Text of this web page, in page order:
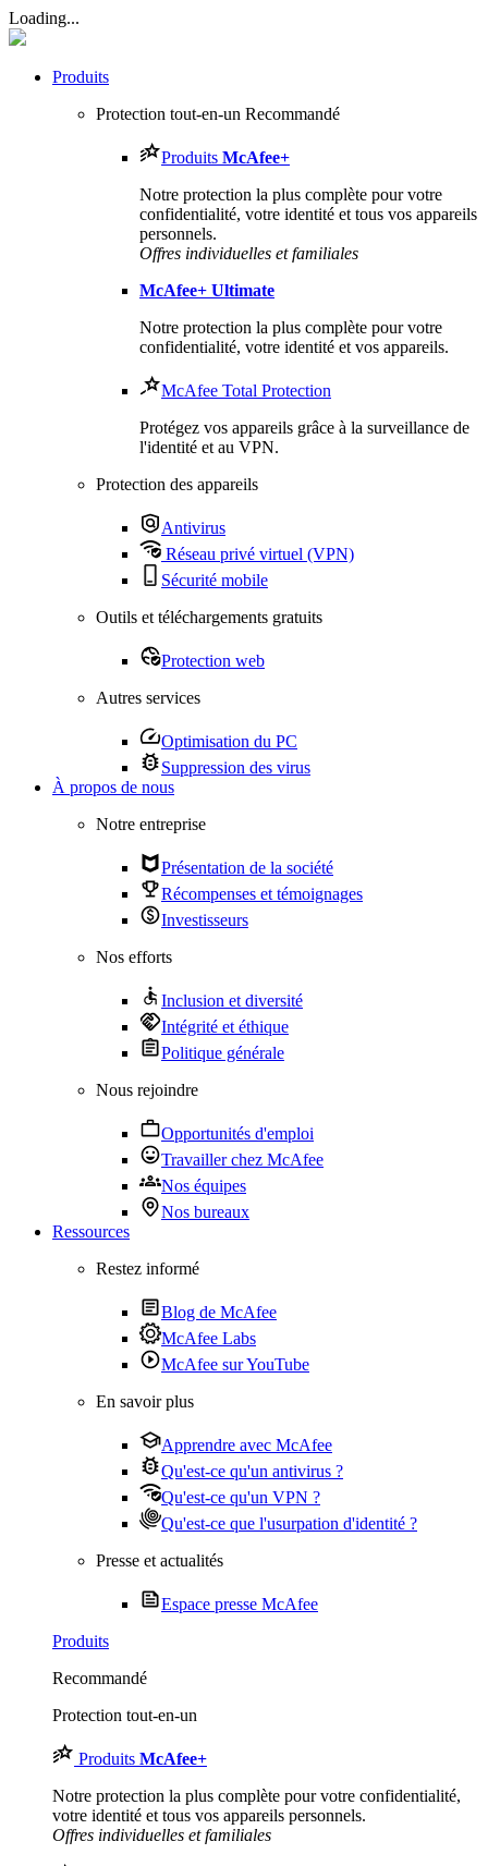
Loading...
Produits
Protection tout-en-un Recommandé
Produits McAfee+
Notre protection la plus complète pour votre
confidentialité, votre identité et tous vos appareils
personnels.​
Offres individuelles et familiales
McAfee+ Ultimate
Notre protection la plus complète pour votre
confidentialité, votre identité et vos appareils.
McAfee Total Protection
Protégez vos appareils grâce à la surveillance de
l'identité et au VPN.
Protection des appareils
Antivirus
Réseau privé virtuel (VPN)
Sécurité mobile
Outils et téléchargements gratuits
Protection web
Autres services
Optimisation du PC
Suppression des virus
À propos de nous
Notre entreprise
Présentation de la société
Récompenses et témoignages
Investisseurs
Nos efforts
Inclusion et diversité
Intégrité et éthique
Politique générale
Nous rejoindre
Opportunités d'emploi
Travailler chez McAfee
Nos équipes
Nos bureaux
Ressources
Restez informé
Blog de McAfee
McAfee Labs
McAfee sur YouTube
En savoir plus
Apprendre avec McAfee
Qu'est-ce qu'un antivirus ?
Qu'est-ce qu'un VPN ?
Qu'est-ce que l'usurpation d'identité ?
Presse et actualités
Espace presse McAfee
Produits
Recommandé
Protection tout-en-un
Produits McAfee+
Notre protection la plus complète pour votre confidentialité,
votre identité et tous vos appareils personnels.​
Offres individuelles et familiales